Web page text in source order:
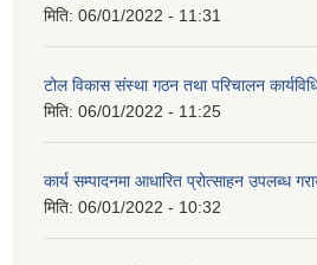
मिति: 06/01/2022 - 11:31
टोल विकास संस्था गठन तथा परिचालन
मिति: 06/01/2022 - 11:25
कार्य सम्पादनमा आधारित प्रोत्साहन उपलब्ध
मिति: 06/01/2022 - 10:32